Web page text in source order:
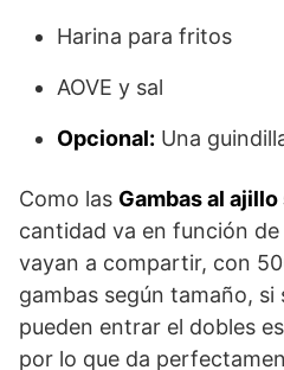
Harina para fritos
AOVE y sal
Opcional: Una
Como las Gambas al
cantidad va en función
vayan a compartir, con
gambas según tamaño, si
pueden entrar el dobles
por lo que da